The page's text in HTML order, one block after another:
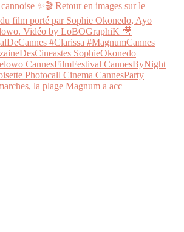
la plage Magnum a acc